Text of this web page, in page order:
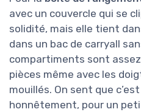
avec un couvercle qui se
solidité, mais elle tient
dans un bac de carryall
compartiments sont
pièces même avec les
mouillés. On sent que
honnêtement, pour un